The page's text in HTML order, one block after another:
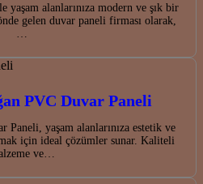
alanlarınıza modern ve şık bir
gelen duvar paneli firması olarak,
PVC Duvar Paneli
Paneli, yaşam alanlarınıza estetik ve
için ideal çözümler sunar. Kaliteli
ve…